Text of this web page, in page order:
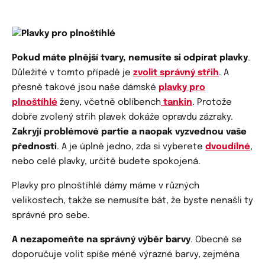
Pokud máte plnější tvary, nemusíte si odpírat plavky.
Důležité v tomto případě je zvolit správný střih. A
přesně takové jsou naše dámské plavky pro
plnoštíhlé ženy, včetně oblíbench tankin. Protože
dobře zvolený střih plavek dokáže opravdu zázraky.
Zakryjí problémové partie a naopak vyzvednou vaše
přednosti. A je úplně jedno, zda si vyberete dvoudílné,
nebo celé plavky, určitě budete spokojená.
Plavky pro plnoštíhlé dámy máme v různých
velikostech, takže se nemusíte bát, že byste nenašli ty
správné pro sebe.
A nezapomeňte na správný výběr barvy. Obecně se
doporučuje volit spíše méně výrazné barvy, zejména